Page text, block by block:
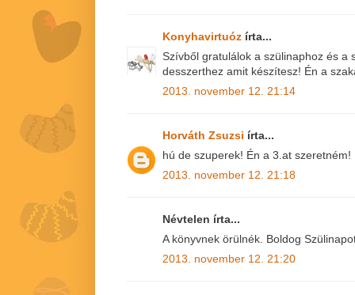
Konyhavirtuóz írta...
Szívből gratulálok a szülinaphoz és a
desszerthez amit készítesz! Én a
2013. november 12. 21:14
Horváth Zsuzsi írta...
hú de szuperek! Én a 3.at szeretném!
2013. november 12. 21:18
Névtelen írta...
A könyvnek örülnék. Boldog
2013. november 12. 21:20